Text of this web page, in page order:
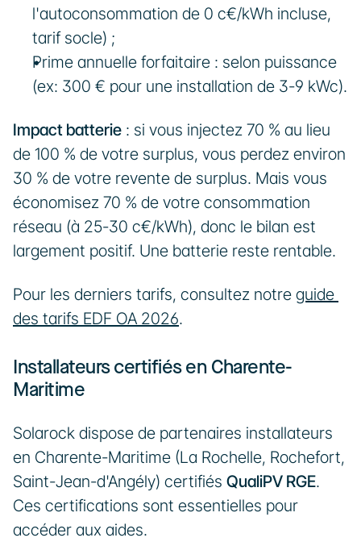
l'autoconsommation de 0 c€/kWh incluse,
tarif socle) ;
Prime annuelle forfaitaire : selon puissance
(ex: 300 € pour une installation de 3-9 kWc).
Impact batterie : si vous injectez 70 % au lieu
de 100 % de votre surplus, vous perdez environ
30 % de votre revente de surplus. Mais vous
économisez 70 % de votre consommation
réseau (à 25-30 c€/kWh), donc le bilan est
largement positif. Une batterie reste rentable.
Pour les derniers tarifs, consultez notre guide
des tarifs EDF OA 2026.
Installateurs certifiés en Charente-
Maritime
Solarock dispose de partenaires installateurs
en Charente-Maritime (La Rochelle, Rochefort,
Saint-Jean-d'Angély) certifiés QualiPV RGE.
Ces certifications sont essentielles pour
accéder aux aides.